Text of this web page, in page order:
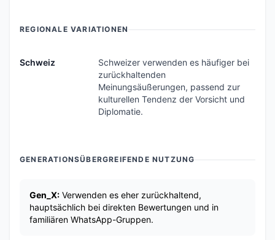
REGIONALE VARIATIONEN
Schweiz
Schweizer verwenden es häufiger bei
zurückhaltenden
Meinungsäußerungen, passend zur
kulturellen Tendenz der Vorsicht und
Diplomatie.
GENERATIONSÜBERGREIFENDE NUTZUNG
Gen_X: Verwenden es eher zurückhaltend,
hauptsächlich bei direkten Bewertungen und in
familiären WhatsApp-Gruppen.